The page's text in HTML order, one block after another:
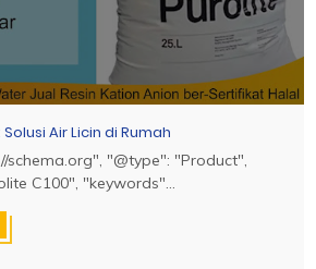
Air Licin di Rumah
"@type": "Product",
C100", "keywords"...